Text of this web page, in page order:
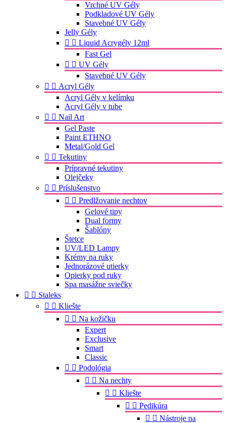
Vrchné UV Gély
Podkladové UV Gély
Stavebné UV Gély
Jelly Gély
  Liquid Acrygély 12ml
Fast Gel
  UV Gély
Stavebné UV Gély
  Acryl Gély
Acryl Gély v kelímku
Acryl Gély v tube
  Nail Art
Gel Paste
Paint ETHNO
Metal/Gold Gel
  Tekutiny
Prípravné tekutiny
Olejčeky
  Príslušenstvo
  Predlžovanie nechtov
Gelové tipy
Dual formy
Šablóny
Štetce
UV/LED Lampy
Krémy na ruky
Jednorázové utierky
Opierky pod ruky
Spa masážne sviečky
  Staleks
  Kliešte
  Na kožičku
Expert
Exclusive
Smart
Classic
  Podológia
  Na nechty
  Kliešte
  Pedikúra
  Nástroje na